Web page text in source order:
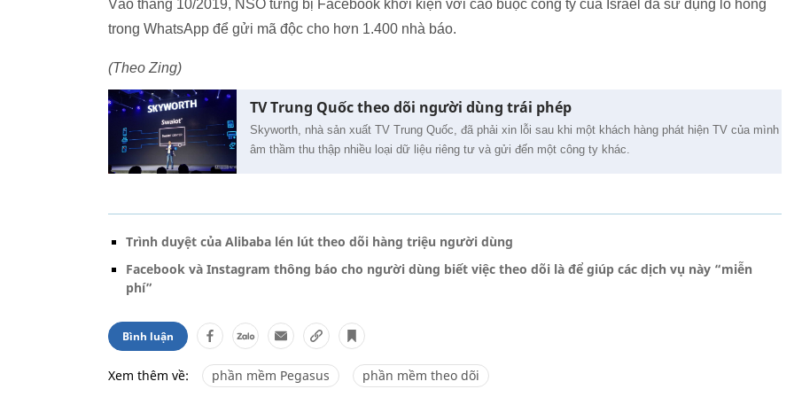
Vào tháng 10/2019, NSO từng bị Facebook khởi kiện với cáo buộc công ty của Israel đã sử dụng lỗ hổng
trong WhatsApp để gửi mã độc cho hơn 1.400 nhà báo.
(Theo Zing)
TV Trung Quốc theo dõi người dùng trái phép
Skyworth, nhà sản xuất TV Trung Quốc, đã phải xin lỗi sau khi một khách hàng phát hiện TV của mình
âm thầm thu thập nhiều loại dữ liệu riêng tư và gửi đến một công ty khác.
Trình duyệt của Alibaba lén lút theo dõi hàng triệu người dùng
Facebook và Instagram thông báo cho người dùng biết việc theo dõi là để giúp các dịch vụ này “miễn
phí”
Bình luận
Xem thêm về: phần mềm Pegasus phần mềm theo dõi